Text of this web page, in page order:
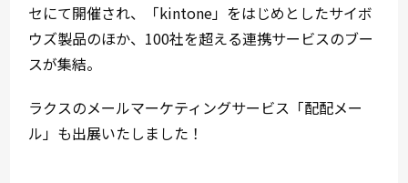
セにて開催され、「kintone」をはじめとしたサイボ
ウズ製品のほか、100社を超える連携サービスのブー
スが集結。
ラクスのメールマーケティングサービス「配配メー
ル」も出展いたしました！